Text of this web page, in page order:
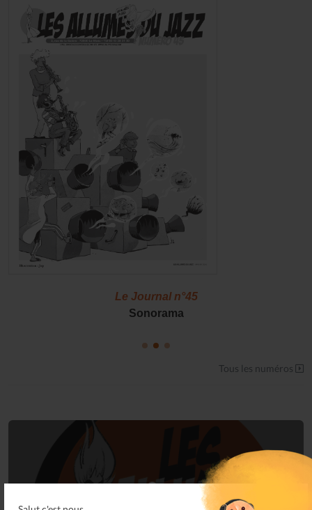
Le Journal n°45
Sonorama
Tous les numéros